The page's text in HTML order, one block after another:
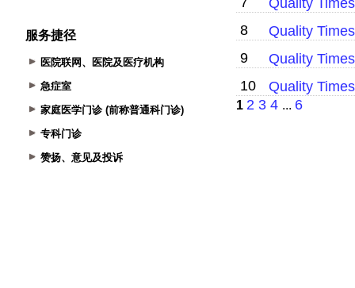
服务捷径
医院联网、医院及医疗机构
急症室
家庭医学门诊 (前称普通科门诊)
专科门诊
赞扬、意见及投诉